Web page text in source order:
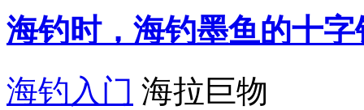
海钓时，海钓墨鱼的十
海钓入门 海拉巨物